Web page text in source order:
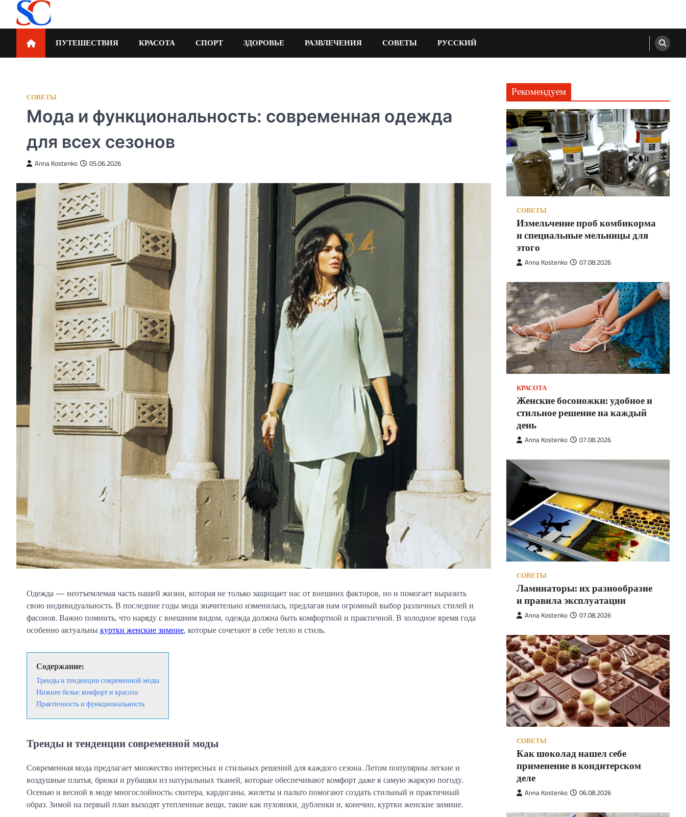
contentSortCodeПУТЕШЕСТВИЯ КРАСОТА СПОРТ ЗДОРОВЬЕ РАЗВЛЕЧЕНИЯ СОВЕТЫ РУССКИЙ
СОВЕТЫ
Мода и функциональность: современная одежда
для всех сезонов
Anna Kostenko 05.06.2026
Одежда — неотъемлемая часть нашей жизни, которая не только защищает нас от внешних факторов, но и помогает выразить
свою индивидуальность. В последние годы мода значительно изменилась, предлагая нам огромный выбор различных стилей и
фасонов. Важно помнить, что наряду с внешним видом, одежда должна быть комфортной и практичной. В холодное время года
особенно актуальныкуртки женские зимние, которые сочетают в себе тепло и стиль.
Содержание:
Тренды и тенденции современной моды
Нижнее белье: комфорт и красота
Практичность и функциональность
Тренды и тенденции современной моды
Современная мода предлагает множество интересных и стильных решений для каждого сезона. Летом популярны легкие и
воздушные платья, брюки и рубашки из натуральных тканей, которые обеспечивают комфорт даже в самую жаркую погоду.
Осенью и весной в моде многослойность: свитера, кардиганы, жилеты и пальто помогают создать стильный и практичный
образ. Зимой на первый план выходят утепленные вещи, такие как пуховики, дубленки и, конечно, куртки женские зимние.
Рекомендуем
СОВЕТЫ
Измельчение проб комбикорма
и специальные мельницы для
этого
Anna Kostenko 07.08.2026
КРАСОТА
Женские босоножки: удобное и
стильное решение на каждый
день
Anna Kostenko 07.08.2026
СОВЕТЫ
Ламинаторы: их разнообразие
и правила эксплуатации
Anna Kostenko 07.08.2026
СОВЕТЫ
Как шоколад нашел себе
применение в кондитерском
деле
Anna Kostenko 06.08.2026